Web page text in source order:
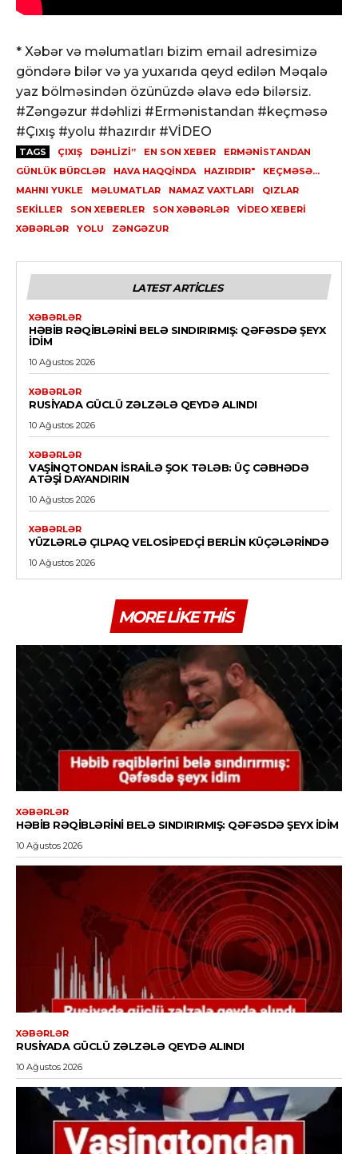
* Xəbər və məlumatları bizim email adresimizə
göndərə bilər və ya yuxarıda qeyd edilən Məqalə
yaz bölməsindən özünüzdə əlavə edə bilərsiz.
#Zəngəzur #dəhlizi #Ermənistandan #keçməsə
#Çıxış #yolu #hazırdır #VİDEO
TAGS ÇIXIŞ DƏHLIZI” EN SON XEBER
ERMƏNISTANDAN
GÜNLÜK BÜRCLƏR
HAVA HAQQINDA HAZIRDIR"
KEÇMƏSƏ...
MAHNI YUKLE
MƏLUMATLAR NAMAZ VAXTLARI
QIZLAR
SEKILLER
SON XEBERLER SON XƏBƏRLƏR
VİDEO XEBERI
XƏBƏRLƏR
YOLU ZƏNGƏZUR
LATEST ARTICLES
XƏBƏRLƏR
HƏBIB RƏQIBLƏRINI BELƏ SINDIRIRMIŞ: QƏFƏSDƏ ŞEYX
IDIM
10 Ağustos 2026
XƏBƏRLƏR
RUSIYADA GÜCLÜ ZƏLZƏLƏ QEYDƏ ALINDI
10 Ağustos 2026
XƏBƏRLƏR
VAŞINQTONDAN İSRAILƏ ŞOK TƏLƏB: ÜÇ CƏBHƏDƏ
ATƏŞI DAYANDIRIN
10 Ağustos 2026
XƏBƏRLƏR
YÜZLƏRLƏ ÇILPAQ VELOSIPEDÇI BERLIN KÜÇƏLƏRINDƏ
10 Ağustos 2026
MORE LIKE THIS
XƏBƏRLƏR
HƏBIB RƏQIBLƏRINI BELƏ SINDIRIRMIŞ: QƏFƏSDƏ ŞEYX IDIM
10 Ağustos 2026
XƏBƏRLƏR
RUSIYADA GÜCLÜ ZƏLZƏLƏ QEYDƏ ALINDI
10 Ağustos 2026